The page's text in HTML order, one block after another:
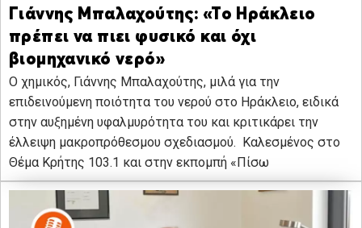
Γιάννης Μπαλαχούτης: «Το Ηράκλειο
πρέπει να πιει φυσικό και όχι
βιομηχανικό νερό»
Ο χημικός, Γιάννης Μπαλαχούτης, μιλά για την
επιδεινούμενη ποιότητα του νερού στο Ηράκλειο, ειδικά
στην αυξημένη υφαλμυρότητα του και κριτικάρει την
έλλειψη μακροπρόθεσμου σχεδιασμού. Καλεσμένος στο
Θέμα Κρήτης 103.1 και στην εκπομπή «Πίσω